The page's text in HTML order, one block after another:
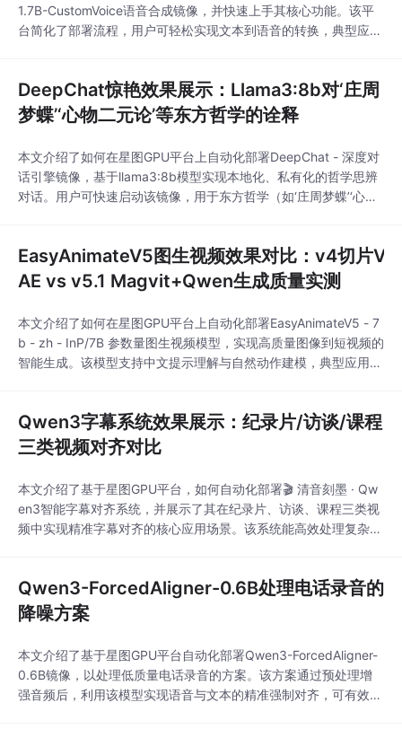
1.7B-CustomVoice语音合成镜像，并快速上手其核心功能。该平
台简化了部署流程，用户可轻松实现文本到语音的转换，典型应用
DeepChat惊艳效果展示：Llama3:8b对‘庄周
梦蝶’‘心物二元论’等东方哲学的诠释
本文介绍了如何在星图GPU平台上自动化部署DeepChat - 深度对
话引擎镜像，基于llama3:8b模型实现本地化、私有化的哲学思辨
对话。用户可快速启动该镜像，用于东方哲学（如‘庄周梦蝶’‘心物
EasyAnimateV5图生视频效果对比：v4切片V
AE vs v5.1 Magvit+Qwen生成质量实测
本文介绍了如何在星图GPU平台上自动化部署EasyAnimateV5 - 7
b - zh - InP/7B 参数量图生视频模型，实现高质量图像到短视频的
智能生成。该模型支持中文提示理解与自然动作建模，典型应用于
Qwen3字幕系统效果展示：纪录片/访谈/课程
三类视频对齐对比
本文介绍了基于星图GPU平台，如何自动化部署🎬 清音刻墨 · Qw
en3智能字幕对齐系统，并展示了其在纪录片、访谈、课程三类视
频中实现精准字幕对齐的核心应用场景。该系统能高效处理复杂音
Qwen3-ForcedAligner-0.6B处理电话录音的
降噪方案
本文介绍了基于星图GPU平台自动化部署Qwen3-ForcedAligner-
0.6B镜像，以处理低质量电话录音的方案。该方案通过预处理增
强音频后，利用该模型实现语音与文本的精准强制对齐，可有效应